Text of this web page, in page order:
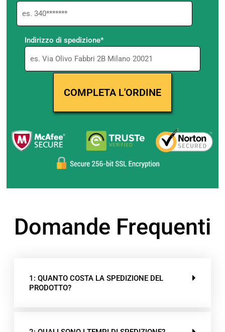
Indirizzo di spedizione*
Domande Frequenti
1: QUANTO COSTA LA SPEDIZIONE DEL
PRODOTTO?